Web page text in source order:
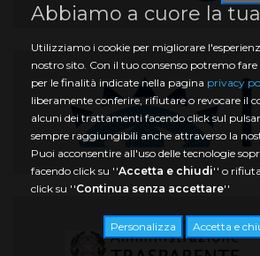
Abbiamo a cuore la
Utilizziamo i cookie per migliorare
nostro sito. Con il tuo consenso potremo
per le finalità indicate nella pagina privacy
liberamente conferire, rifiutare o revocare il
alcuni dei trattamenti facendo click sul
sempre raggiungibili anche attraverso la
Puoi acconsentire all'uso delle tecnologie
facendo click su ''Accetta e chiudi'' o
click su ''Continua senza accettare''
Personalizza Accetta e